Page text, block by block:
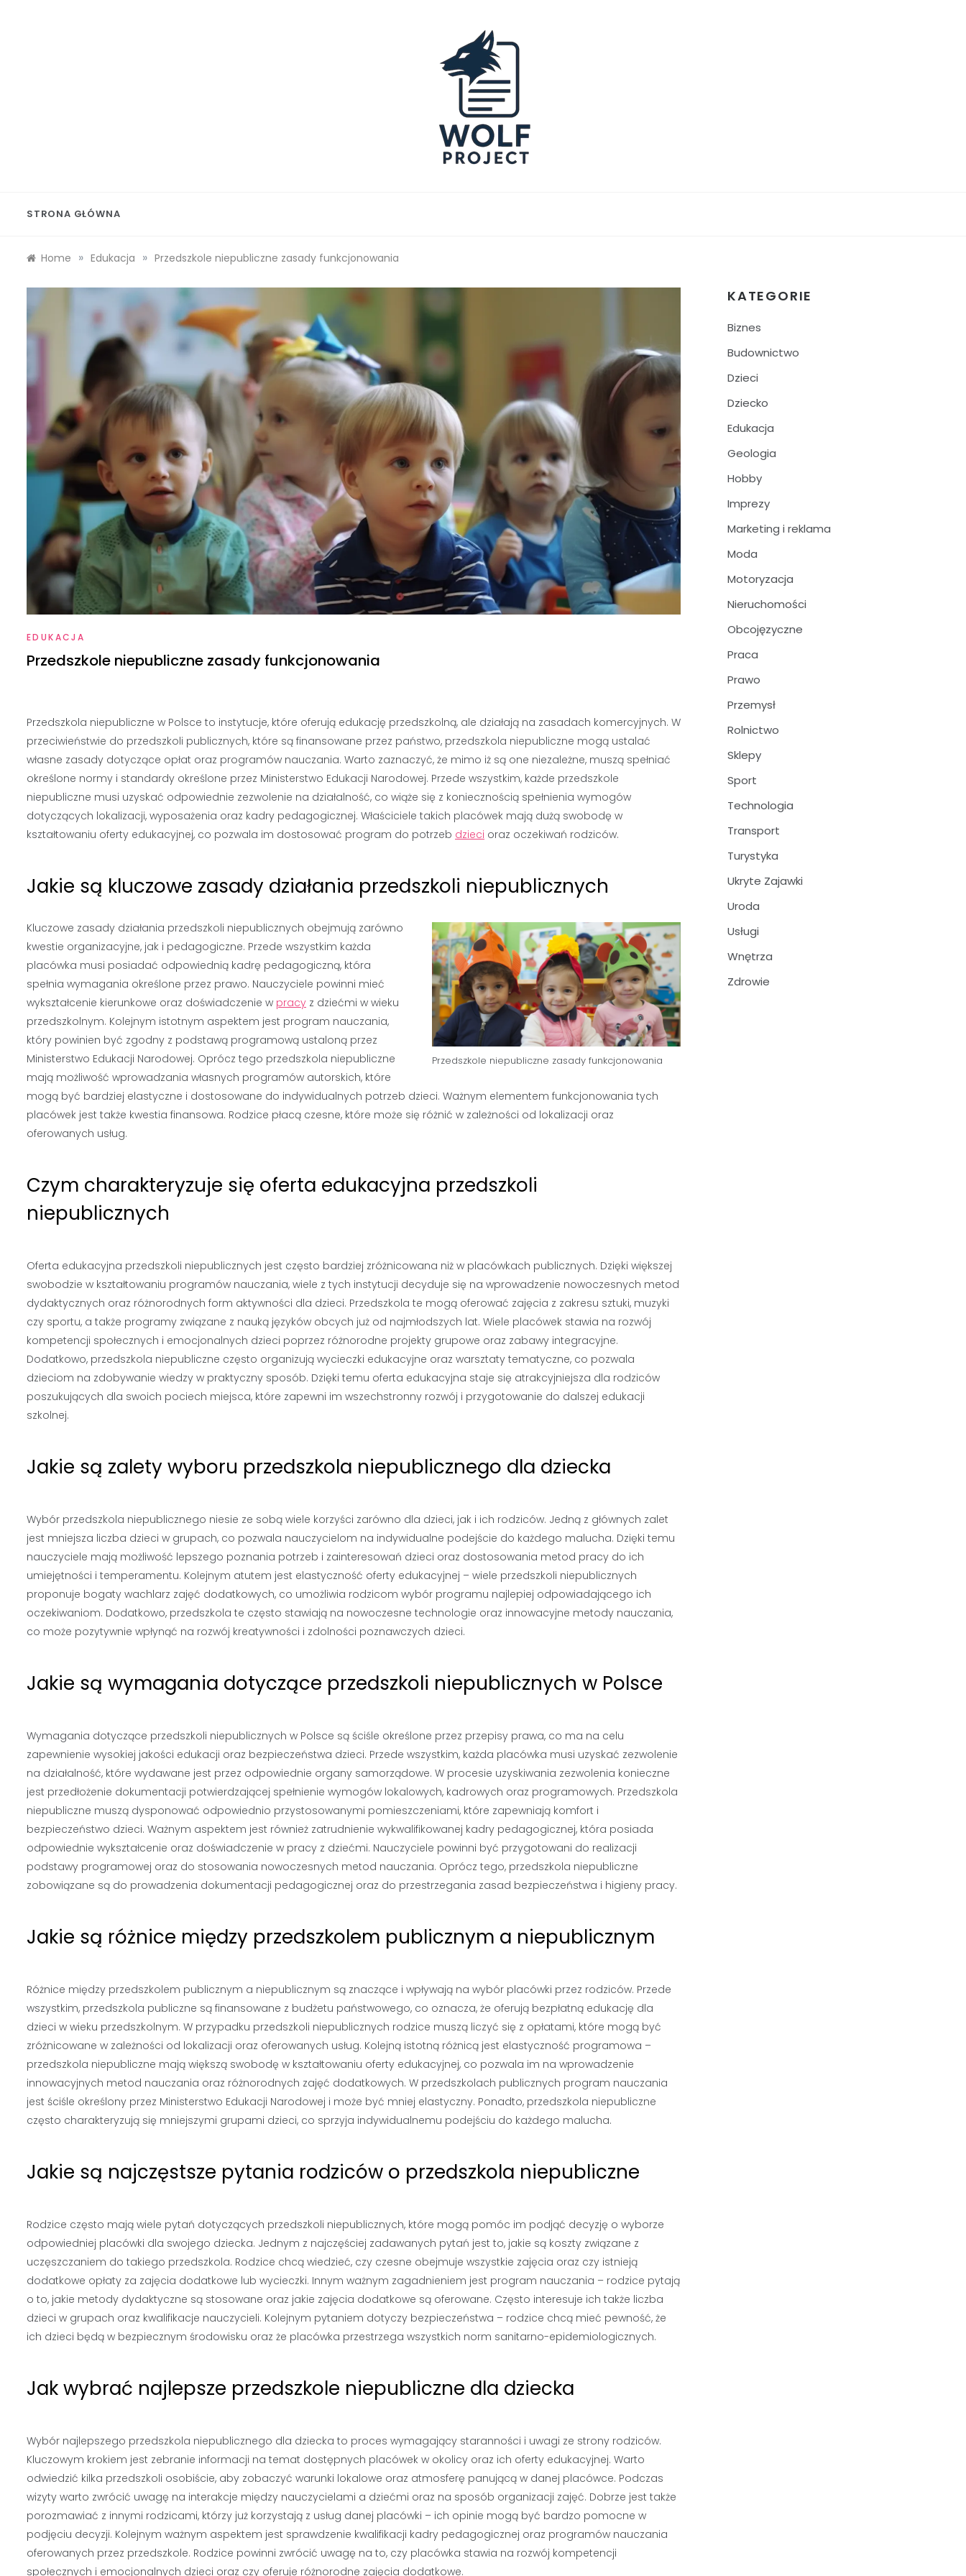
STRONA GŁÓWNA
Home » Edukacja » Przedszkole niepubliczne zasady funkcjonowania
EDUKACJA
Przedszkole niepubliczne zasady funkcjonowania
Przedszkola niepubliczne w Polsce to instytucje, które oferują edukację przedszkolną, ale działają na zasadach komercyjnych. W
przeciwieństwie do przedszkoli publicznych, które są finansowane przez państwo, przedszkola niepubliczne mogą ustalać
własne zasady dotyczące opłat oraz programów nauczania. Warto zaznaczyć, że mimo iż są one niezależne, muszą spełniać
określone normy i standardy określone przez Ministerstwo Edukacji Narodowej. Przede wszystkim, każde przedszkole
niepubliczne musi uzyskać odpowiednie zezwolenie na działalność, co wiąże się z koniecznością spełnienia wymogów
dotyczących lokalizacji, wyposażenia oraz kadry pedagogicznej. Właściciele takich placówek mają dużą swobodę w
kształtowaniu oferty edukacyjnej, co pozwala im dostosować program do potrzeb dzieci oraz oczekiwań rodziców.
Jakie są kluczowe zasady działania przedszkoli niepublicznych
Przedszkole niepubliczne zasady funkcjonowania
Kluczowe zasady działania przedszkoli niepublicznych obejmują zarówno
kwestie organizacyjne, jak i pedagogiczne. Przede wszystkim każda
placówka musi posiadać odpowiednią kadrę pedagogiczną, która
spełnia wymagania określone przez prawo. Nauczyciele powinni mieć
wykształcenie kierunkowe oraz doświadczenie w pracy z dziećmi w wieku
przedszkolnym. Kolejnym istotnym aspektem jest program nauczania,
który powinien być zgodny z podstawą programową ustaloną przez
Ministerstwo Edukacji Narodowej. Oprócz tego przedszkola niepubliczne
mają możliwość wprowadzania własnych programów autorskich, które
mogą być bardziej elastyczne i dostosowane do indywidualnych potrzeb dzieci. Ważnym elementem funkcjonowania tych
placówek jest także kwestia finansowa. Rodzice płacą czesne, które może się różnić w zależności od lokalizacji oraz
oferowanych usług.
Czym charakteryzuje się oferta edukacyjna przedszkoli
niepublicznych
Oferta edukacyjna przedszkoli niepublicznych jest często bardziej zróżnicowana niż w placówkach publicznych. Dzięki większej
swobodzie w kształtowaniu programów nauczania, wiele z tych instytucji decyduje się na wprowadzenie nowoczesnych metod
dydaktycznych oraz różnorodnych form aktywności dla dzieci. Przedszkola te mogą oferować zajęcia z zakresu sztuki, muzyki
czy sportu, a także programy związane z nauką języków obcych już od najmłodszych lat. Wiele placówek stawia na rozwój
kompetencji społecznych i emocjonalnych dzieci poprzez różnorodne projekty grupowe oraz zabawy integracyjne.
Dodatkowo, przedszkola niepubliczne często organizują wycieczki edukacyjne oraz warsztaty tematyczne, co pozwala
dzieciom na zdobywanie wiedzy w praktyczny sposób. Dzięki temu oferta edukacyjna staje się atrakcyjniejsza dla rodziców
poszukujących dla swoich pociech miejsca, które zapewni im wszechstronny rozwój i przygotowanie do dalszej edukacji
szkolnej.
Jakie są zalety wyboru przedszkola niepublicznego dla dziecka
Wybór przedszkola niepublicznego niesie ze sobą wiele korzyści zarówno dla dzieci, jak i ich rodziców. Jedną z głównych zalet
jest mniejsza liczba dzieci w grupach, co pozwala nauczycielom na indywidualne podejście do każdego malucha. Dzięki temu
nauczyciele mają możliwość lepszego poznania potrzeb i zainteresowań dzieci oraz dostosowania metod pracy do ich
umiejętności i temperamentu. Kolejnym atutem jest elastyczność oferty edukacyjnej – wiele przedszkoli niepublicznych
proponuje bogaty wachlarz zajęć dodatkowych, co umożliwia rodzicom wybór programu najlepiej odpowiadającego ich
oczekiwaniom. Dodatkowo, przedszkola te często stawiają na nowoczesne technologie oraz innowacyjne metody nauczania,
co może pozytywnie wpłynąć na rozwój kreatywności i zdolności poznawczych dzieci.
Jakie są wymagania dotyczące przedszkoli niepublicznych w Polsce
Wymagania dotyczące przedszkoli niepublicznych w Polsce są ściśle określone przez przepisy prawa, co ma na celu
zapewnienie wysokiej jakości edukacji oraz bezpieczeństwa dzieci. Przede wszystkim, każda placówka musi uzyskać zezwolenie
na działalność, które wydawane jest przez odpowiednie organy samorządowe. W procesie uzyskiwania zezwolenia konieczne
jest przedłożenie dokumentacji potwierdzającej spełnienie wymogów lokalowych, kadrowych oraz programowych. Przedszkola
niepubliczne muszą dysponować odpowiednio przystosowanymi pomieszczeniami, które zapewniają komfort i
bezpieczeństwo dzieci. Ważnym aspektem jest również zatrudnienie wykwalifikowanej kadry pedagogicznej, która posiada
odpowiednie wykształcenie oraz doświadczenie w pracy z dziećmi. Nauczyciele powinni być przygotowani do realizacji
podstawy programowej oraz do stosowania nowoczesnych metod nauczania. Oprócz tego, przedszkola niepubliczne
zobowiązane są do prowadzenia dokumentacji pedagogicznej oraz do przestrzegania zasad bezpieczeństwa i higieny pracy.
Jakie są różnice między przedszkolem publicznym a niepublicznym
Różnice między przedszkolem publicznym a niepublicznym są znaczące i wpływają na wybór placówki przez rodziców. Przede
wszystkim, przedszkola publiczne są finansowane z budżetu państwowego, co oznacza, że oferują bezpłatną edukację dla
dzieci w wieku przedszkolnym. W przypadku przedszkoli niepublicznych rodzice muszą liczyć się z opłatami, które mogą być
zróżnicowane w zależności od lokalizacji oraz oferowanych usług. Kolejną istotną różnicą jest elastyczność programowa –
przedszkola niepubliczne mają większą swobodę w kształtowaniu oferty edukacyjnej, co pozwala im na wprowadzenie
innowacyjnych metod nauczania oraz różnorodnych zajęć dodatkowych. W przedszkolach publicznych program nauczania
jest ściśle określony przez Ministerstwo Edukacji Narodowej i może być mniej elastyczny. Ponadto, przedszkola niepubliczne
często charakteryzują się mniejszymi grupami dzieci, co sprzyja indywidualnemu podejściu do każdego malucha.
Jakie są najczęstsze pytania rodziców o przedszkola niepubliczne
Rodzice często mają wiele pytań dotyczących przedszkoli niepublicznych, które mogą pomóc im podjąć decyzję o wyborze
odpowiedniej placówki dla swojego dziecka. Jednym z najczęściej zadawanych pytań jest to, jakie są koszty związane z
uczęszczaniem do takiego przedszkola. Rodzice chcą wiedzieć, czy czesne obejmuje wszystkie zajęcia oraz czy istnieją
dodatkowe opłaty za zajęcia dodatkowe lub wycieczki. Innym ważnym zagadnieniem jest program nauczania – rodzice pytają
o to, jakie metody dydaktyczne są stosowane oraz jakie zajęcia dodatkowe są oferowane. Często interesuje ich także liczba
dzieci w grupach oraz kwalifikacje nauczycieli. Kolejnym pytaniem dotyczy bezpieczeństwa – rodzice chcą mieć pewność, że
ich dzieci będą w bezpiecznym środowisku oraz że placówka przestrzega wszystkich norm sanitarno-epidemiologicznych.
Jak wybrać najlepsze przedszkole niepubliczne dla dziecka
Wybór najlepszego przedszkola niepublicznego dla dziecka to proces wymagający staranności i uwagi ze strony rodziców.
Kluczowym krokiem jest zebranie informacji na temat dostępnych placówek w okolicy oraz ich oferty edukacyjnej. Warto
odwiedzić kilka przedszkoli osobiście, aby zobaczyć warunki lokalowe oraz atmosferę panującą w danej placówce. Podczas
wizyty warto zwrócić uwagę na interakcje między nauczycielami a dziećmi oraz na sposób organizacji zajęć. Dobrze jest także
porozmawiać z innymi rodzicami, którzy już korzystają z usług danej placówki – ich opinie mogą być bardzo pomocne w
podjęciu decyzji. Kolejnym ważnym aspektem jest sprawdzenie kwalifikacji kadry pedagogicznej oraz programów nauczania
oferowanych przez przedszkole. Rodzice powinni zwrócić uwagę na to, czy placówka stawia na rozwój kompetencji
społecznych i emocjonalnych dzieci oraz czy oferuje różnorodne zajęcia dodatkowe.
KATEGORIE
Biznes
Budownictwo
Dzieci
Dziecko
Edukacja
Geologia
Hobby
Imprezy
Marketing i reklama
Moda
Motoryzacja
Nieruchomości
Obcojęzyczne
Praca
Prawo
Przemysł
Rolnictwo
Sklepy
Sport
Technologia
Transport
Turystyka
Ukryte Zajawki
Uroda
Usługi
Wnętrza
Zdrowie